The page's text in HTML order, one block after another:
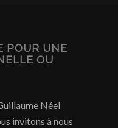
POUR UNE
OU
Néel
invitons à nous